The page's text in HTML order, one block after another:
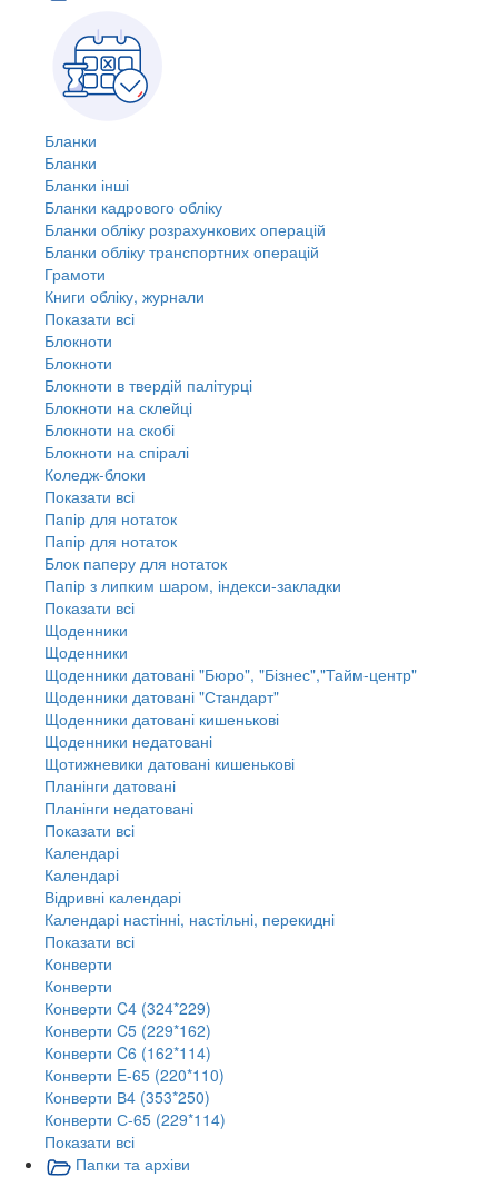
Бланки
Бланки
Бланки інші
Бланки кадрового обліку
Бланки обліку розрахункових операцій
Бланки обліку транспортних операцій
Грамоти
Книги обліку, журнали
Показати всі
Блокноти
Блокноти
Блокноти в твердій палітурці
Блокноти на склейці
Блокноти на скобі
Блокноти на спіралі
Коледж-блоки
Показати всі
Папір для нотаток
Папір для нотаток
Блок паперу для нотаток
Папір з липким шаром, індекси-закладки
Показати всі
Щоденники
Щоденники
Щоденники датовані "Бюро", "Бізнес","Тайм-центр"
Щоденники датовані "Стандарт"
Щоденники датовані кишенькові
Щоденники недатовані
Щотижневики датовані кишенькові
Планінги датовані
Планінги недатовані
Показати всі
Календарі
Календарі
Відривні календарі
Календарі настінні, настільні, перекидні
Показати всі
Конверти
Конверти
Конверти C4 (324*229)
Конверти C5 (229*162)
Конверти C6 (162*114)
Конверти E-65 (220*110)
Конверти В4 (353*250)
Конверти С-65 (229*114)
Показати всі
Папки та архіви